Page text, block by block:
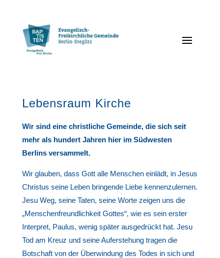
Lebensraum Kirche
Wir sind eine christliche Gemeinde, die sich seit
mehr als hundert Jahren hier im Südwesten
Berlins versammelt.
Wir glauben, dass Gott alle Menschen einlädt, in Jesus
Christus seine Leben bringende Liebe kennenzulernen.
Jesu Weg, seine Taten, seine Worte zeigen uns die
„Menschenfreundlichkeit Gottes“, wie es sein erster
Interpret, Paulus, wenig später ausgedrückt hat. Jesu
Tod am Kreuz und seine Auferstehung tragen die
Botschaft von der Überwindung des Todes in sich und